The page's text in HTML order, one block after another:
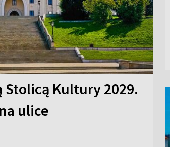
Kultury 2029.
ulice